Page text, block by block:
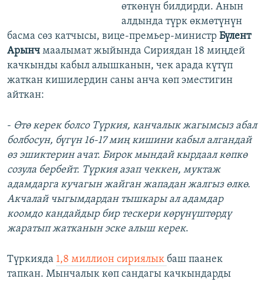
өткөнүн билдирди. Анын
алдында түрк өкмөтүнүн
басма сөз катчысы, вице-премьер-министр Бүлент
Арынч маалымат жыйында Сириядан 18 миңдей
качкынды кабыл алышканын, чек арада күтүп
жаткан кишилердин саны анча көп эместигин
айткан:
- Өтө керек болсо Түркия, канчалык жагымсыз абал
болбосун, бүгүн 16-17 миң кишини кабыл алгандай
өз эшиктерин ачат. Бирок мындай кырдаал көпкө
созула бербейт. Түркия азап чеккен, муктаж
адамдарга кучагын жайган жападан жалгыз өлкө.
Акчалай чыгымдардан тышкары ал адамдар
коомдо кандайдыр бир тескери көрүнүштөрдү
жаратып жатканын эске алыш керек.
Түркияда 1,8 миллион сириялык баш паанек
тапкан. Мынчалык көп сандагы качкындарды